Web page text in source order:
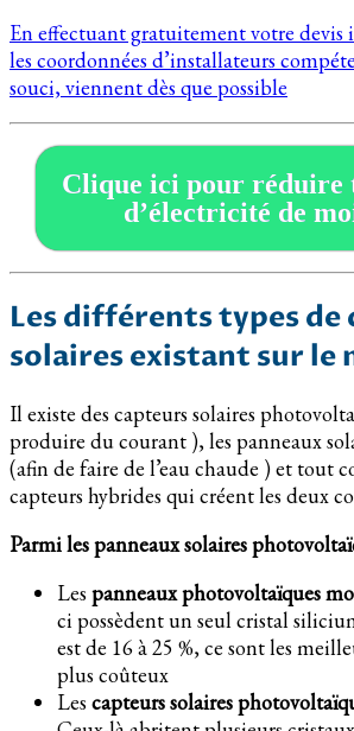
En effectuant gratuitement votre devis
les coordonnées d’installateurs
souci, viennent dès que possible
Clique ici pour réduire
d’électricité de
Les différents types de
solaires existant sur le
Il existe des capteurs solaires
produire du courant ), les panneaux
(afin de faire de l’eau chaude ) et tout
capteurs hybrides qui créent les deux
Parmi les panneaux solaires
Les panneaux photovoltaïques
ci possèdent un seul cristal
est de 16 à 25 %, ce sont les
plus coûteux
Les capteurs solaires